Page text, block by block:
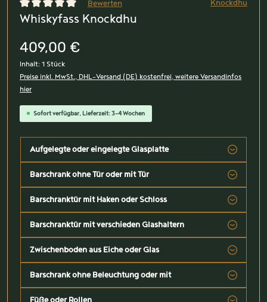
Durchschnittliche Bewertung von 0 von 5 Sternen
Bewerten Knockdhu
Whiskyfass Knockdhu
409,00 €
Inhalt: 1 Stück
Preise inkl. MwSt., DHL-Versand (DE) kostenfrei, weitere Versandinfos
hier
Sofort verfügbar, Lieferzeit: 3-4 Wochen
Aufgelegte oder eingelegte Glasplatte
Barschrank ohne Tür oder mit Tür
Barschranktür mit Haken oder Schloss
Barschranktür mit verschieden Glashaltern
Zwischenboden aus Eiche oder Glas
Barschrank ohne Beleuchtung oder mit
Füße oder Rollen